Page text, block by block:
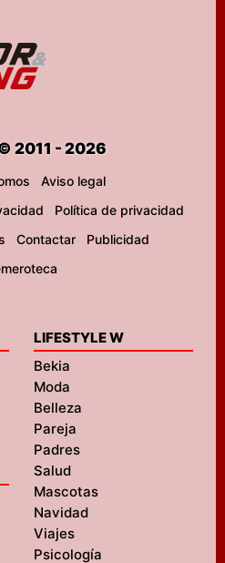
2011 - 2026
Aviso legal
Política de privacidad
Contactar
Publicidad
LIFESTYLE W
Bekia
Moda
Belleza
Pareja
Padres
Salud
Mascotas
Navidad
Viajes
Psicología